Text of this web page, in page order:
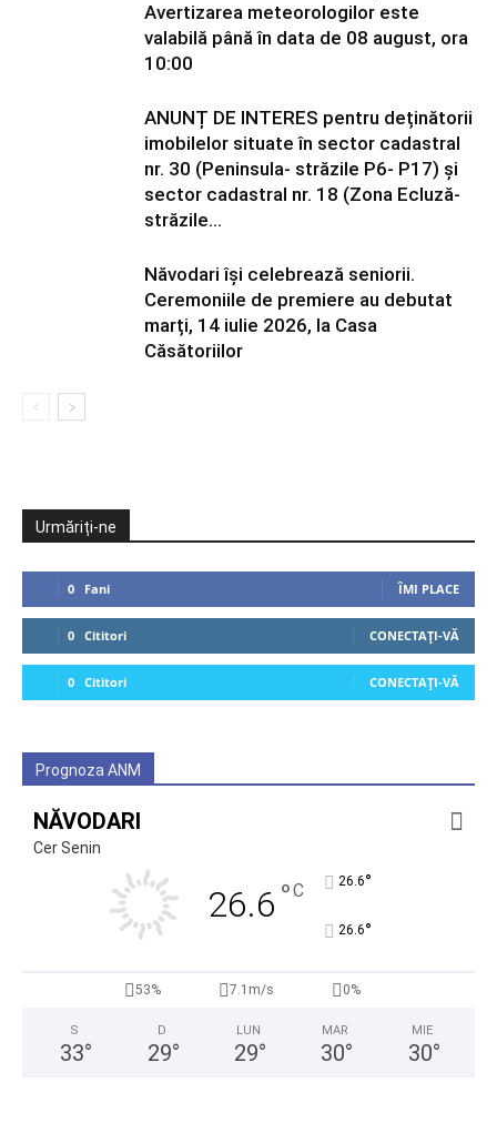
Avertizarea meteorologilor este
valabilă până în data de 08 august, ora
10:00
ANUNȚ DE INTERES pentru deținătorii
imobilelor situate în sector cadastral
nr. 30 (Peninsula- străzile P6- P17) și
sector cadastral nr. 18 (Zona Ecluză-
străzile...
Năvodari își celebrează seniorii.
Ceremoniile de premiere au debutat
marți, 14 iulie 2026, la Casa
Căsătoriilor
Urmăriți-ne
0 Fani ÎMI PLACE
0 Cititori CONECTAȚI-VĂ
0 Cititori CONECTAȚI-VĂ
Prognoza ANM
NĂVODARI
Cer Senin
26.6 °C 26.6°
26.6°
53% 7.1m/s 0%
S
33°
D
29°
LUN
29°
MAR
30°
MIE
30°